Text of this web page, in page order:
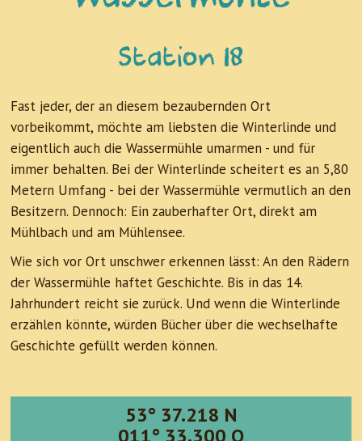
Station 18
Fast jeder, der an diesem bezaubernden Ort
vorbeikommt, möchte am liebsten die Winterlinde und
eigentlich auch die Wassermühle umarmen - und für
immer behalten. Bei der Winterlinde scheitert es an 5,80
Metern Umfang - bei der Wassermühle vermutlich an den
Besitzern. Dennoch: Ein zauberhafter Ort, direkt am
Mühlbach und am Mühlensee.
Wie sich vor Ort unschwer erkennen lässt: An den Rädern
der Wassermühle haftet Geschichte. Bis in das 14.
Jahrhundert reicht sie zurück. Und wenn die Winterlinde
erzählen könnte, würden Bücher über die wechselhafte
Geschichte gefüllt werden können.
53° 37.218 N
011° 33.300 O